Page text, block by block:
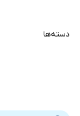
دسته‌ها